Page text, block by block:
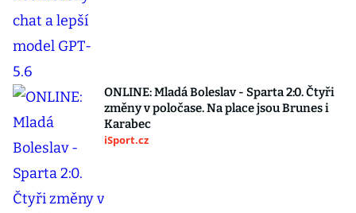
ONLINE: Mladá Boleslav - Sparta 2:0. Čtyři
změny v poločase. Na place jsou Brunes i
Karabec
iSport.cz